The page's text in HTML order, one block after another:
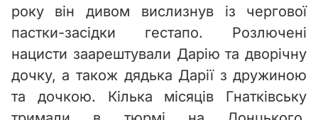
року він дивом вислизнув із чергової
пастки-засідки гестапо. Розлючені
нацисти заарештували Дарію та дворічну
дочку, а також дядька Дарії з дружиною
та дочкою. Кілька місяців Гнатківську